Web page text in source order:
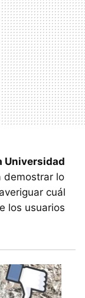
Universidad
demostrar lo
cuál
los usuarios